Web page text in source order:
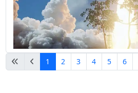
1 2 3 4 5 6